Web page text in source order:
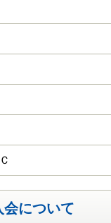
会について